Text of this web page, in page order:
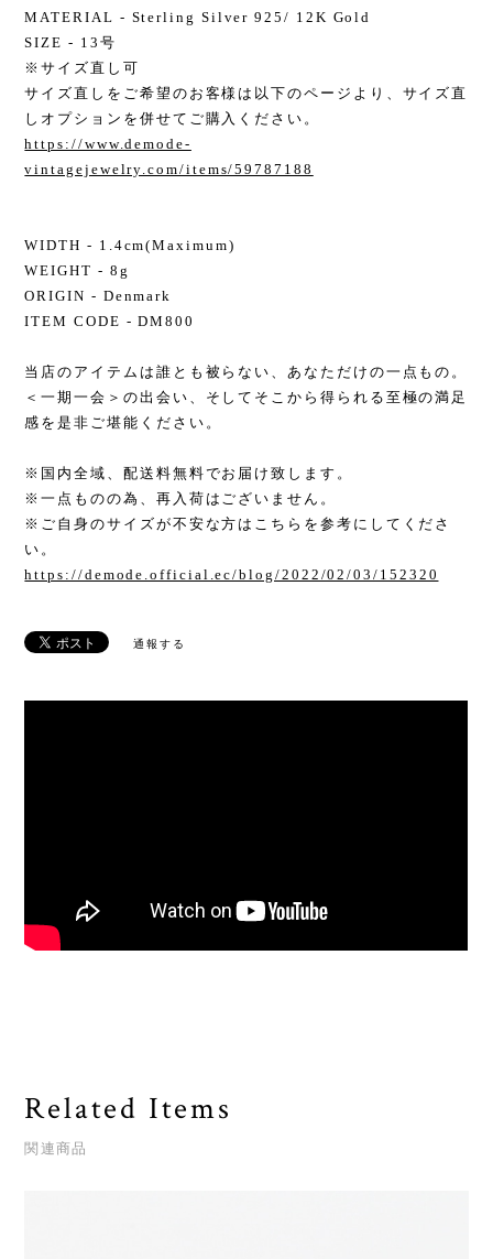
MATERIAL - Sterling Silver 925/ 12K Gold
SIZE - 13号
※サイズ直し可
サイズ直しをご希望のお客様は以下のページより、サイズ直
しオプションを併せてご購入ください。
https://www.demode-
vintagejewelry.com/items/59787188
WIDTH - 1.4cm(Maximum)
WEIGHT - 8g
ORIGIN - Denmark
ITEM CODE - DM800
当店のアイテムは誰とも被らない、あなただけの一点もの。
＜一期一会＞の出会い、そしてそこから得られる至極の満足
感を是非ご堪能ください。
※国内全域、配送料無料でお届け致します。
※一点ものの為、再入荷はございません。
※ご自身のサイズが不安な方はこちらを参考にしてくださ
い。
https://demode.official.ec/blog/2022/02/03/152320
通報する
Related Items
関連商品